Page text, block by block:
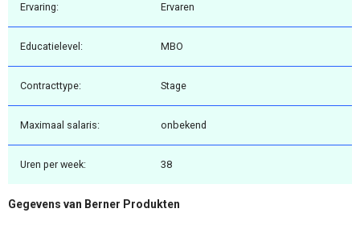
Ervaring: Ervaren
Educatielevel: MBO
Contracttype: Stage
Maximaal salaris: onbekend
Uren per week: 38
Gegevens van Berner Produkten